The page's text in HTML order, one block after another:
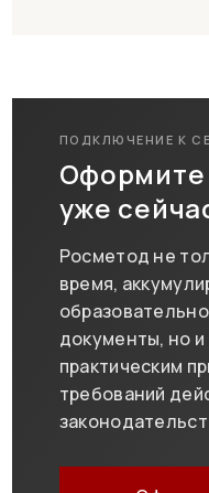
ПОДКЛЮЧЕНИЕ К
уже
Росметод не
время,
документы, но
практическим
требований